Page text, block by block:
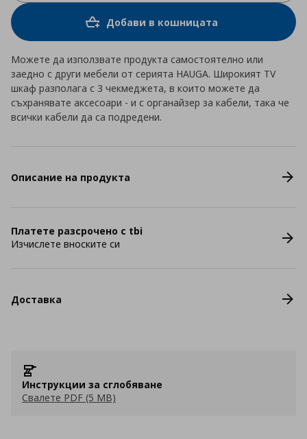
Добави в кошницата
Можете да използвате продукта самостоятелно или
заедно с други мебели от серията HAUGA. Широкият TV
шкаф разполага с 3 чекмеджета, в които можете да
съхранявате аксесоари - и с органайзер за кабели, така че
всички кабели да са подредени.
Описание на продукта
Платете разсрочено с tbi
Изчислете вноските си
Доставка
Инструкции за сглобяване
Свалете PDF (5 MB)